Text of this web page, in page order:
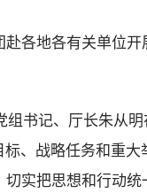
各地各有关单位
书记、厅长朱从
、战略任务和重
实把思想和行动